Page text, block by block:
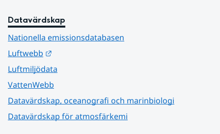
Datavärdskap
Nationella emissionsdatabasen
Luftwebb
Luftmiljödata
VattenWebb
Datavärdskap, oceanografi och marinbiologi
Datavärdskap för atmosfärkemi